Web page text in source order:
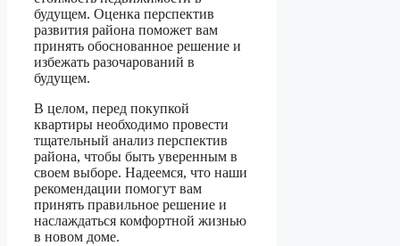
будущем. Оценка перспектив
развития района поможет вам
принять обоснованное решение и
избежать разочарований в
будущем.
В целом, перед покупкой
квартиры необходимо провести
тщательный анализ перспектив
района, чтобы быть уверенным в
своем выборе. Надеемся, что наши
рекомендации помогут вам
принять правильное решение и
наслаждаться комфортной жизнью
в новом доме.